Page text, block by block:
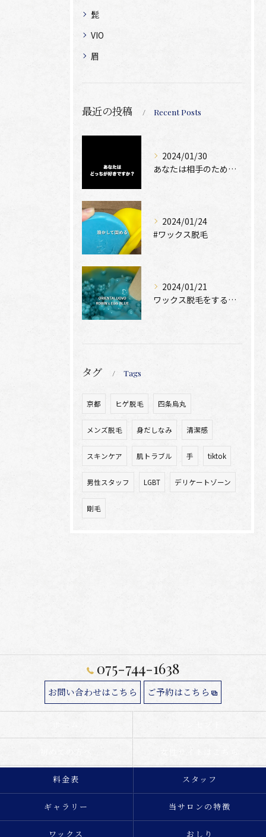
髭
VIO
眉
最近の投稿 Recent Posts
2024/01/30
あなたは相手のために脱毛できますか？
2024/01/24
#ワックス脱毛
2024/01/21
ワックス脱毛をするために絶位必要なのは、
タグ Tags
京都 ヒゲ脱毛 四条烏丸
メンズ脱毛 身だしなみ 清潔感
スキンケア 肌トラブル 手 tiktok
男性スタッフ LGBT デリケートゾーン
剛毛
075-744-1638
お問い合わせはこちら ご予約はこちら
女性サイトはこちら
料金表 スタッフ
ギャラリー 当サロンの特徴
ワックス おしり